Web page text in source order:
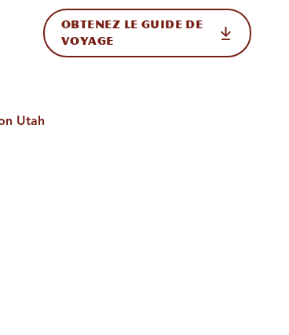
l'international
OBTENEZ LE GUIDE DE
VOYAGE
Utah